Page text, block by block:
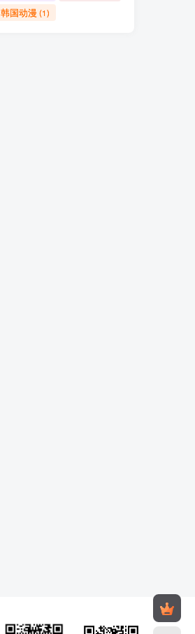
韩国动漫 (1)